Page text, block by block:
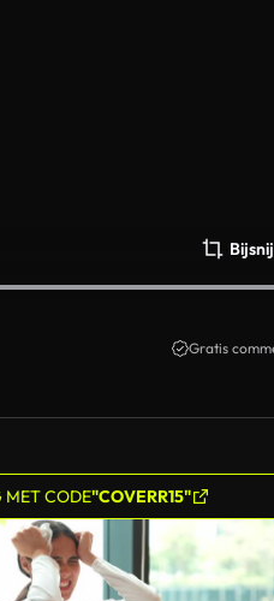
Gratis
MET CODE"COVERR15"